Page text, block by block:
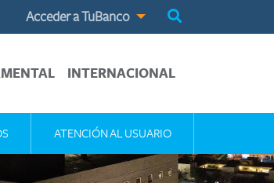
Acceder a TuBanco
ATENCIÓN AL USUARIO
INTERNACIONAL